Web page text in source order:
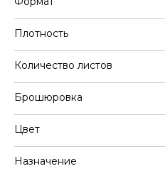
Плотность
Количество листов
Брошюровка
Цвет
Назначение